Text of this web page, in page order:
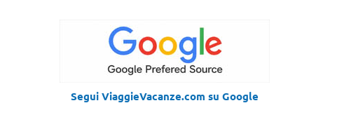
Segui ViaggieVacanze.com su Google